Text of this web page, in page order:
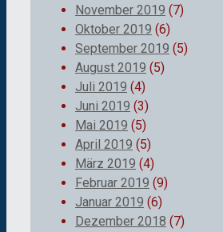
November 2019 (7)
Oktober 2019 (6)
September 2019 (5)
August 2019 (5)
Juli 2019 (4)
Juni 2019 (3)
Mai 2019 (5)
April 2019 (5)
März 2019 (4)
Februar 2019 (9)
Januar 2019 (6)
Dezember 2018 (7)